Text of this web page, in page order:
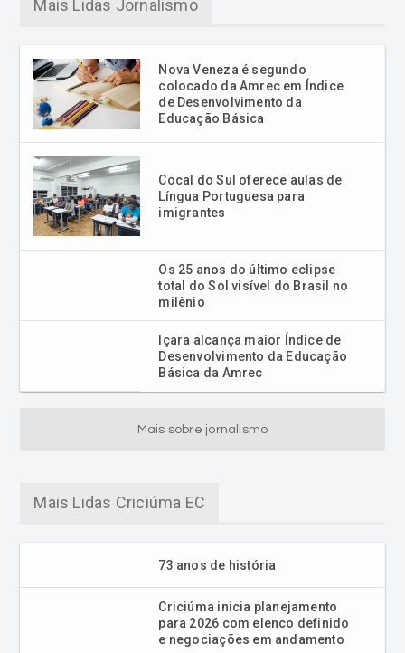
Mais Lidas Jornalismo
Nova Veneza é segundo
colocado da Amrec em Índice
de Desenvolvimento da
Educação Básica
Cocal do Sul oferece aulas de
Língua Portuguesa para
imigrantes
Os 25 anos do último eclipse
total do Sol visível do Brasil no
milênio
Içara alcança maior Índice de
Desenvolvimento da Educação
Básica da Amrec
Mais sobre jornalismo
Mais Lidas Criciúma EC
73 anos de história
Criciúma inicia planejamento
para 2026 com elenco definido
e negociações em andamento